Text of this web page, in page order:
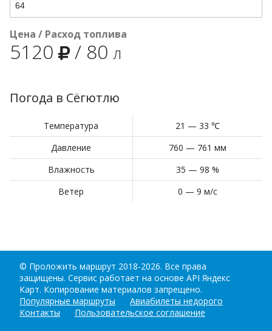
Цена / Расход топлива
5120 / 80 л
Погода в Сёгютлю
Температура
21 — 33 ℃
Давление
760 — 761 мм
Влажность
35 — 98 %
Ветер
0 — 9 м/с
© Проложить маршрут 2018-2026. Все права
защищены. Сервис работает на основе API Яндекс
Карт. Копирование материалов запрещено.
Популярные маршруты
Авиабилеты недорого
Контакты
Пользовательское соглашение